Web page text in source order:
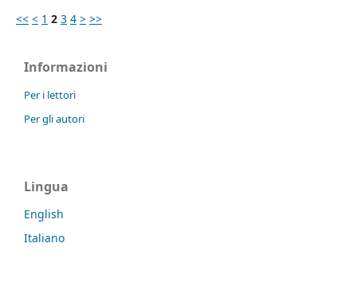
<< < 1 2 3 4 > >>
Informazioni
Per i lettori
Per gli autori
Lingua
English
Italiano